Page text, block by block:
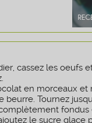
cassez les oeufs
en morceaux
beurre. Tournez
fondus
le sucre glace